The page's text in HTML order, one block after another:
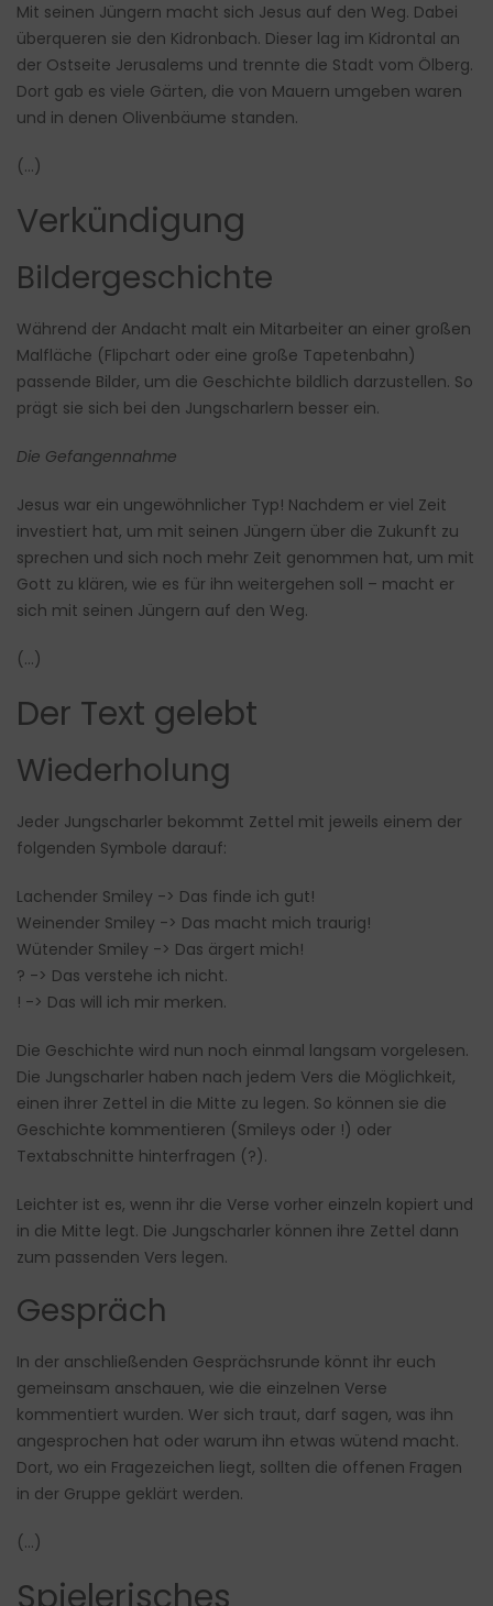
Mit seinen Jüngern macht sich Jesus auf den Weg. Dabei
überqueren sie den Kidronbach. Dieser lag im Kidrontal an
der Ostseite Jerusalems und trennte die Stadt vom Ölberg.
Dort gab es viele Gärten, die von Mauern umgeben waren
und in denen Olivenbäume standen.
(…)
Verkündigung
Bildergeschichte
Während der Andacht malt ein Mitarbeiter an einer großen
Malfläche (Flipchart oder eine große Tapetenbahn)
passende Bilder, um die Geschichte bildlich darzustellen. So
prägt sie sich bei den Jungscharlern besser ein.
Die Gefangennahme
Jesus war ein ungewöhnlicher Typ! Nachdem er viel Zeit
investiert hat, um mit seinen Jüngern über die Zukunft zu
sprechen und sich noch mehr Zeit genommen hat, um mit
Gott zu klären, wie es für ihn weitergehen soll – macht er
sich mit seinen Jüngern auf den Weg.
(…)
Der Text gelebt
Wiederholung
Jeder Jungscharler bekommt Zettel mit jeweils einem der
folgenden Symbole darauf:
Lachender Smiley -> Das finde ich gut!
Weinender Smiley -> Das macht mich traurig!
Wütender Smiley -> Das ärgert mich!
? -> Das verstehe ich nicht.
! -> Das will ich mir merken.
Die Geschichte wird nun noch einmal langsam vorgelesen.
Die Jungscharler haben nach jedem Vers die Möglichkeit,
einen ihrer Zettel in die Mitte zu legen. So können sie die
Geschichte kommentieren (Smileys oder !) oder
Textabschnitte hinterfragen (?).
Leichter ist es, wenn ihr die Verse vorher einzeln kopiert und
in die Mitte legt. Die Jungscharler können ihre Zettel dann
zum passenden Vers legen.
Gespräch
In der anschließenden Gesprächsrunde könnt ihr euch
gemeinsam anschauen, wie die einzelnen Verse
kommentiert wurden. Wer sich traut, darf sagen, was ihn
angesprochen hat oder warum ihn etwas wütend macht.
Dort, wo ein Fragezeichen liegt, sollten die offenen Fragen
in der Gruppe geklärt werden.
(…)